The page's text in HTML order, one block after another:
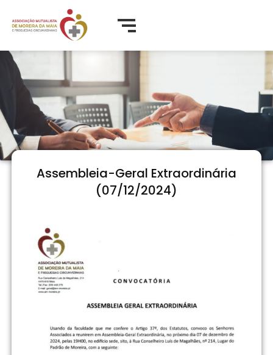
Assembleia-Geral Extraordinária
(07/12/2024)